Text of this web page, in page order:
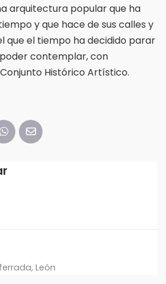
arquitectura popular que ha
y que hace de sus calles y
que el tiempo ha decidido parar
contemplar, con
Histórico Artístico.
León